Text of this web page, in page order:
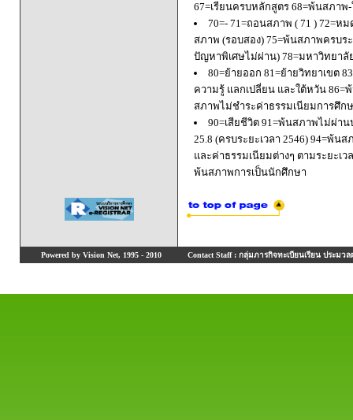
67=เรียนครบหลักสูตร 68=พ้นสภา
70=- 71=ถอนสภาพ ( 71 ) 72=
สภาพ (รอบสอง) 75=พ้นสภาพครบ
ปัญหาพิเศษไม่ผ่าน) 78=มหาวิทยา
80=ย้ายออก 81=ย้ายวิทยาเขต
ความรู้ แลกเปลี่ยน และใต้หวัน
สภาพไม่ชำระค่าธรรมเนียมการศึก
90=เสียชีวิต 91=พ้นสภาพไม่ผ่า
25.8 (ครบระยะเวลา 2546) 94=พ้
และค่าธรรมเนียมต่างๆ ตามระยะเ
พ้นสภาพการเป็นนักศึกษา
Powered by Vision Net, 1995 - 2010 Contact Staff : กลุ่มภารกิจทะเบียนเรียน ประมวล